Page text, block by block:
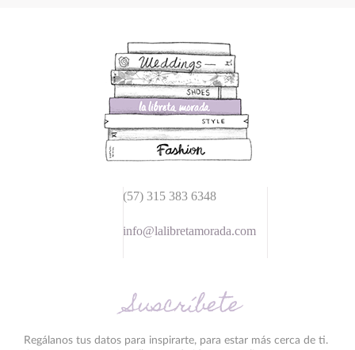
(57) 315 383 6348
info@lalibretamorada.com
Suscríbete
Regálanos tus datos para inspirarte, para estar más cerca de ti.